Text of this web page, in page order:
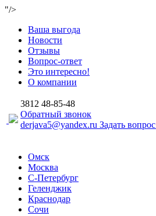
"/>
Ваша выгода
Новости
Отзывы
Вопрос-ответ
Это интересно!
О компании
3812 48-85-48
Обратный звонок
derjava5@yandex.ru Задать вопрос
Омск
Москва
С-Петербург
Геленджик
Краснодар
Сочи